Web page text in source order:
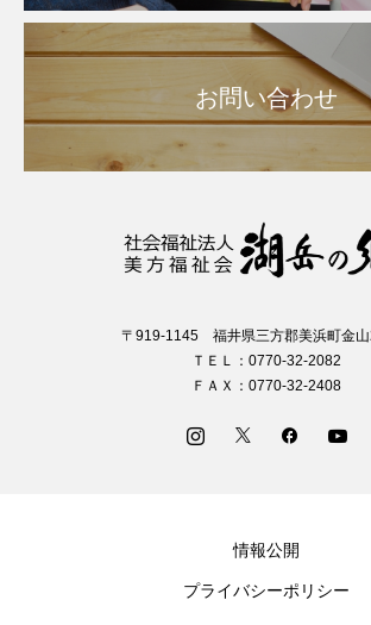
お問い合わせ
〒919-1145 福井県三方郡美浜町金
ＴＥＬ：0770-32-2082
ＦＡＸ：0770-32-2408
情報公開
プライバシーポリシー